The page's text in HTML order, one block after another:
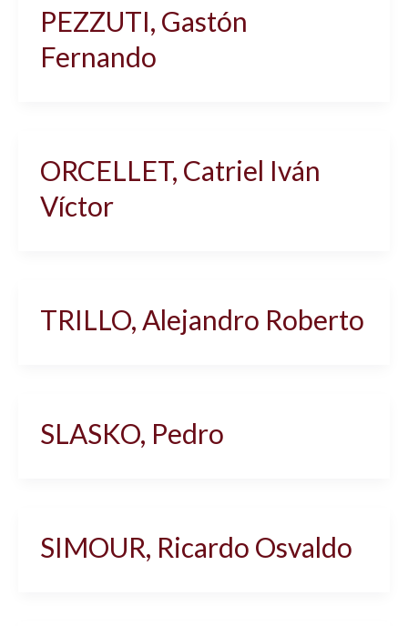
PEZZUTI, Gastón
Fernando
ORCELLET, Catriel Iván
Víctor
TRILLO, Alejandro Roberto
SLASKO, Pedro
SIMOUR, Ricardo Osvaldo